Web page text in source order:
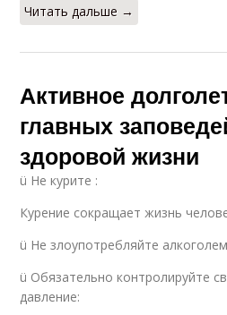
Читать дальше →
Активное
главных
здоровой жизни
ü Не курите :
Курение сокращает жизнь
ü Не злоупотребляйте
ü Обязательно контролируйте
давление: